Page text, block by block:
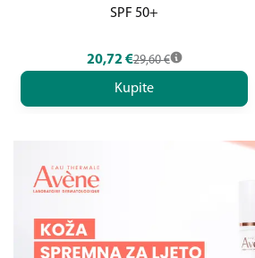
SPF 50+
20,72 €29,60 €
Kupite